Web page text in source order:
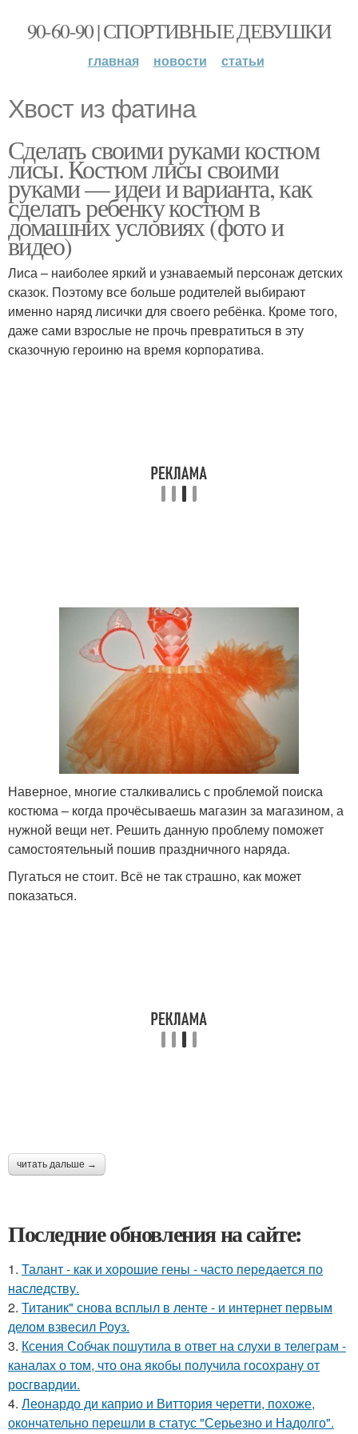
90-60-90 | СПОРТИВНЫЕ ДЕВУШКИ
главная новости статьи
Хвост из фатина
Сделать своими руками костюм
лисы. Костюм лисы своими
руками — идеи и варианта, как
сделать ребенку костюм в
домашних условиях (фото и
видео)
Лиса – наиболее яркий и узнаваемый персонаж детских
сказок. Поэтому все больше родителей выбирают
именно наряд лисички для своего ребёнка. Кроме того,
даже сами взрослые не прочь превратиться в эту
сказочную героиню на время корпоратива.
Наверное, многие сталкивались с проблемой поиска
костюма – когда прочёсываешь магазин за магазином, а
нужной вещи нет. Решить данную проблему поможет
самостоятельный пошив праздничного наряда.
Пугаться не стоит. Всё не так страшно, как может
показаться.
читать дальше →
Последние обновления на сайте:
1. Талант - как и хорошие гены - часто передается по
наследству.
2. Титаник" снова всплыл в ленте - и интернет первым
делом взвесил Роуз.
3. Ксения Собчак пошутила в ответ на слухи в телеграм -
каналах о том, что она якобы получила госохрану от
росгвардии.
4. Леонардо ди каприо и Виттория черетти, похоже,
окончательно перешли в статус "Серьезно и Надолго".